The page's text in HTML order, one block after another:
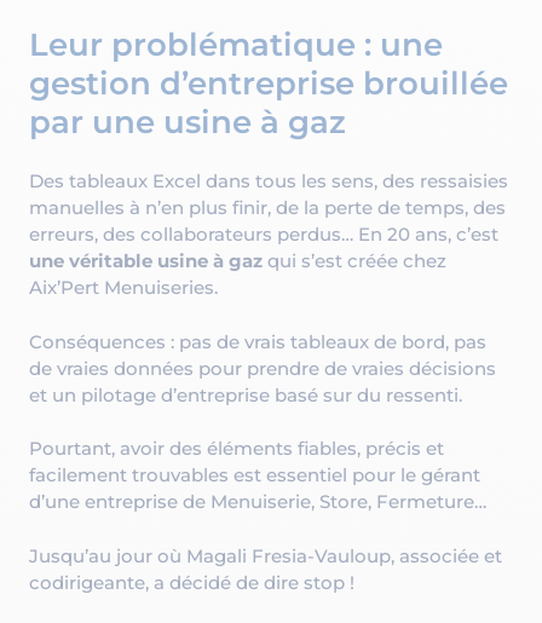
Leur problématique : une
gestion d’entreprise brouillée
par une usine à gaz
Des tableaux Excel dans tous les sens, des ressaisies
manuelles à n’en plus finir, de la perte de temps, des
erreurs, des collaborateurs perdus… En 20 ans, c’est
une véritable usine à gaz qui s’est créée chez
Aix’Pert Menuiseries.
Conséquences : pas de vrais tableaux de bord, pas
de vraies données pour prendre de vraies décisions
et un pilotage d’entreprise basé sur du ressenti.
Pourtant, avoir des éléments fiables, précis et
facilement trouvables est essentiel pour le gérant
d’une entreprise de Menuiserie, Store, Fermeture…
Jusqu’au jour où Magali Fresia-Vauloup, associée et
codirigeante, a décidé de dire stop !